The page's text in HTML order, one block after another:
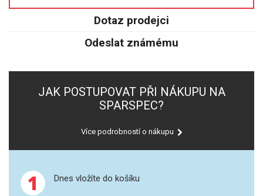
STANDARDNÍ ROZTOKY A RM
UV-VIS FLUO
DETEKTORY HPLC
SPEKTROFOTOMETRY
KYVETY
Dotaz prodejci
Odeslat známému
JAK POSTUPOVAT PŘI NÁKUPU NA
SPARSPEC?
Více podrobností o nákupu
1 Dnes vložíte do košíku